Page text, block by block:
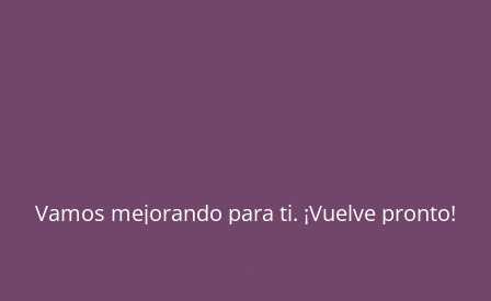
Vamos mejorando para ti. ¡Vuelve pronto!